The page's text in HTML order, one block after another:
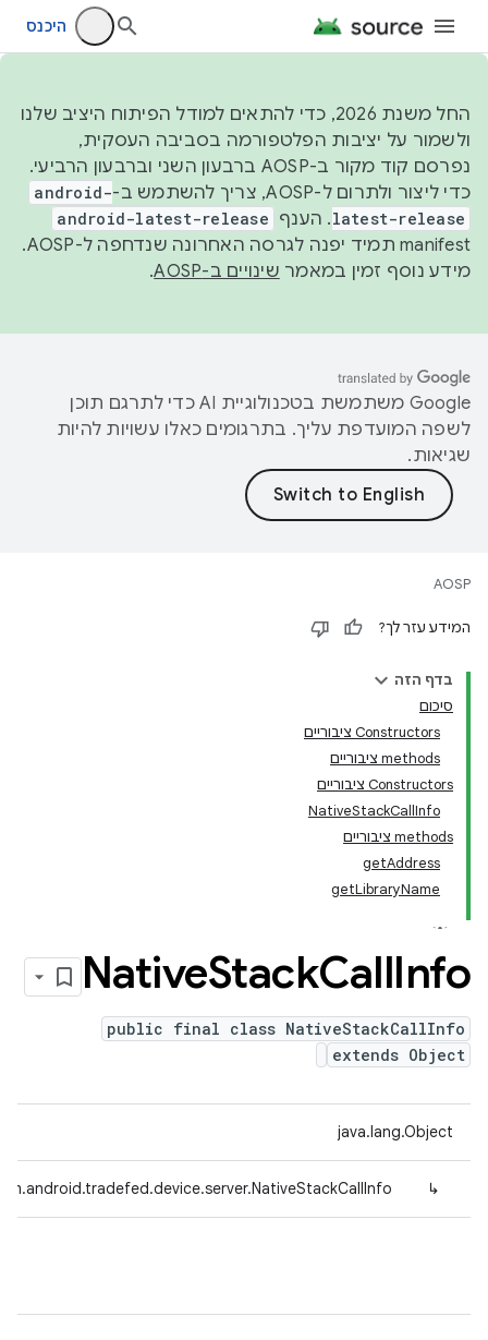
היכנס
החל משנת 2026, כדי להתאים למודל הפיתוח היציב שלנו
ולשמור על יציבות הפלטפורמה בסביבה העסקית,
נפרסם קוד מקור ב-AOSP ברבעון השני וברבעון הרביעי.
כדי ליצור ולתרום ל-AOSP, צריך להשתמש ב-
android-
latest-release. הענף android-latest-release
manifest תמיד יפנה לגרסה האחרונה שנדחפה ל-AOSP.
מידע נוסף זמין במאמר שינויים ב-AOSP .
‫Google משתמשת בטכנולוגיית AI כדי לתרגם תוכן
לשפה המועדפת עליך. בתרגומים כאלו עשויות להיות
שגיאות.
AOSP
המידע עזר לך?
בדף הזה
סיכום
Constructors ציבוריים
‫methods ציבוריים
Constructors ציבוריים
NativeStackCallInfo
‫methods ציבוריים
getAddress
getLibraryName
NativeStackCallInfo
public final class NativeStackCallInfo
extends Object
java.lang.Object
↳